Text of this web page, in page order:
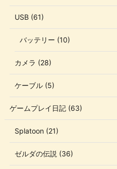
USB (61)
バッテリー (10)
カメラ (28)
ケーブル (5)
ゲームプレイ日記 (63)
Splatoon (21)
ゼルダの伝説 (36)